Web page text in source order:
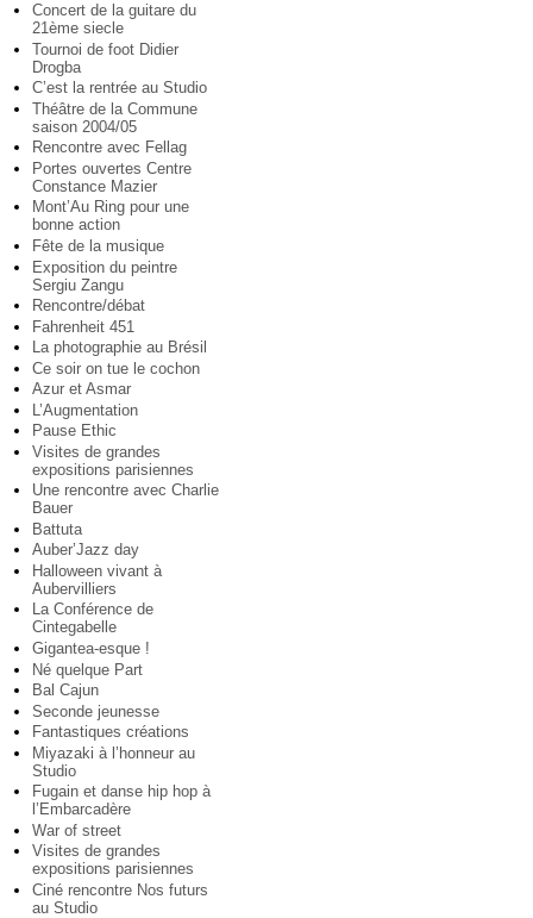
Concert de la guitare du
21ème siecle
Tournoi de foot Didier
Drogba
C’est la rentrée au Studio
Théâtre de la Commune
saison 2004/05
Rencontre avec Fellag
Portes ouvertes Centre
Constance Mazier
Mont’Au Ring pour une
bonne action
Fête de la musique
Exposition du peintre
Sergiu Zangu
Rencontre/débat
Fahrenheit 451
La photographie au Brésil
Ce soir on tue le cochon
Azur et Asmar
L’Augmentation
Pause Ethic
Visites de grandes
expositions parisiennes
Une rencontre avec Charlie
Bauer
Battuta
Auber’Jazz day
Halloween vivant à
Aubervilliers
La Conférence de
Cintegabelle
Gigantea-esque !
Né quelque Part
Bal Cajun
Seconde jeunesse
Fantastiques créations
Miyazaki à l’honneur au
Studio
Fugain et danse hip hop à
l’Embarcadère
War of street
Visites de grandes
expositions parisiennes
Ciné rencontre Nos futurs
au Studio